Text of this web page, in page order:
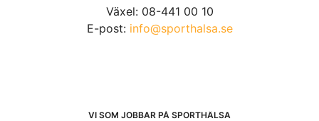
Växel: 08-441 00 10
E-post: info@sporthalsa.se
VI SOM JOBBAR PÅ SPORTHÄLSA